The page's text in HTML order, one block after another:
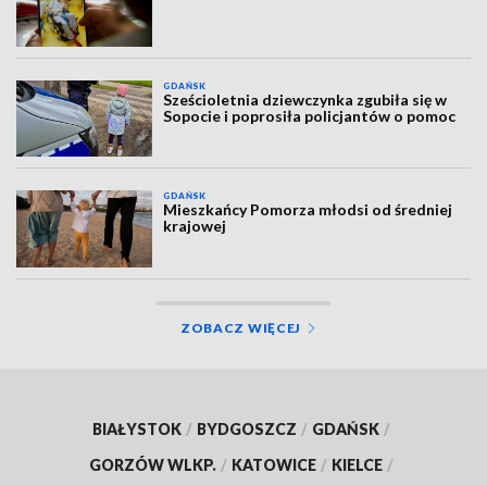
GDAŃSK
Sześcioletnia dziewczynka zgubiła się w
Sopocie i poprosiła policjantów o pomoc
GDAŃSK
Mieszkańcy Pomorza młodsi od średniej
krajowej
ZOBACZ WIĘCEJ
BIAŁYSTOK / BYDGOSZCZ / GDAŃSK /
GORZÓW WLKP. / KATOWICE / KIELCE /